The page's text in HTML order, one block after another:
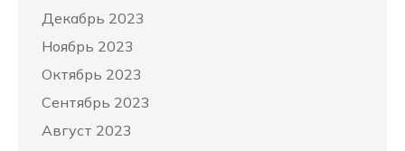
Декабрь 2023
Ноябрь 2023
Октябрь 2023
Сентябрь 2023
Август 2023